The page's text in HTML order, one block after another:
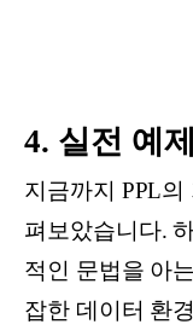
4. 실전 예제
지금까지 PPL
펴보았습니다.
적인 문법을 아
잡한 데이터 환